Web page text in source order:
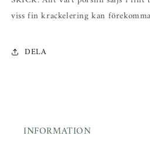
viss fin krackelering kan
DELA
INFORMATION